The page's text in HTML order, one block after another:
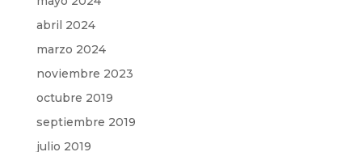
abril 2024
marzo 2024
noviembre 2023
octubre 2019
septiembre 2019
julio 2019